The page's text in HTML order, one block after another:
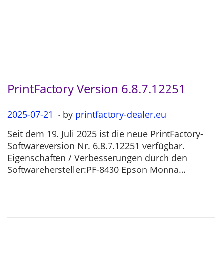
PrintFactory Version 6.8.7.12251
P
s
t
e
d
2025-07-21 2
2
5
-
0
. by printfactory-dealer.eu
Seit dem 19. Juli 2025 ist die neue PrintFactory-
Softwareversion Nr. 6.8.7.12251 verfügbar.
Eigenschaften / Verbesserungen durch den
Softwarehersteller:PF-8430 Epson Monna…